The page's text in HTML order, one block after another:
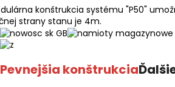
konštrukcia systému "P50"
strany stanu je 4m.
Pevnejšia konštrukcia